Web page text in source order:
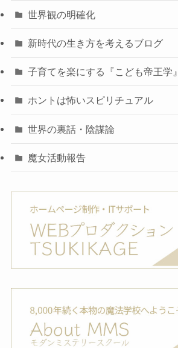
世界観の明確化
新時代の生き方を考えるブログ
子育てを楽にする『こども帝王学』
ホントは怖いスピリチュアル
世界の裏話・陰謀論
魔女活動報告